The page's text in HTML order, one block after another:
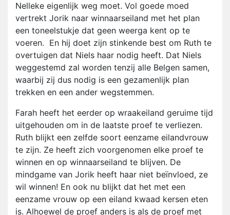
Nelleke eigenlijk weg moet. Vol goede moed
vertrekt Jorik naar winnaarseiland met het plan
een toneelstukje dat geen weerga kent op te
voeren. En hij doet zijn stinkende best om Ruth te
overtuigen dat Niels haar nodig heeft. Dat Niels
weggestemd zal worden tenzij alle Belgen samen,
waarbij zij dus nodig is een gezamenlijk plan
trekken en een ander wegstemmen.
Farah heeft het eerder op wraakeiland geruime tijd
uitgehouden om in de laatste proef te verliezen.
Ruth blijkt een zelfde soort eenzame eilandvrouw
te zijn. Ze heeft zich voorgenomen elke proef te
winnen en op winnaarseiland te blijven. De
mindgame van Jorik heeft haar niet beïnvloed, ze
wil winnen! En ook nu blijkt dat het met een
eenzame vrouw op een eiland kwaad kersen eten
is. Alhoewel de proef anders is als de proef met